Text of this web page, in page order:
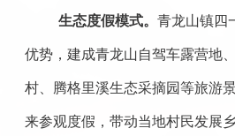
生态度假模式。青龙山镇四
优势，建成青龙山自驾车露营地
村、腾格里溪生态采摘园等旅游
来参观度假，带动当地村民发展